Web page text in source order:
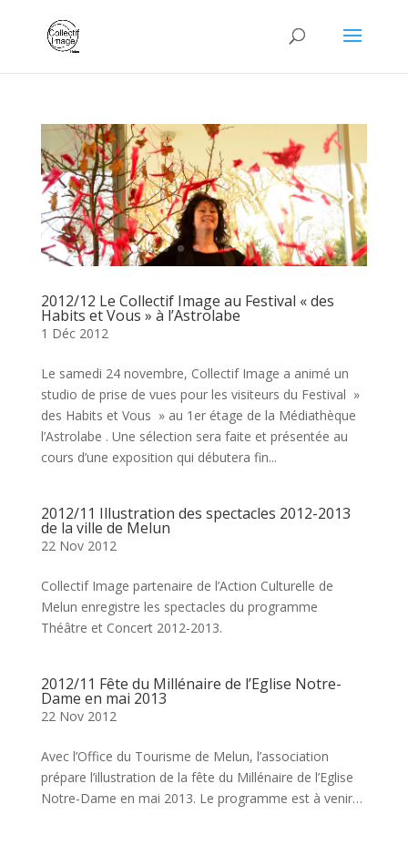
2012/12 Le Collectif Image au Festival « des
Habits et Vous » à l’Astrolabe
1 Déc 2012
Le samedi 24 novembre, Collectif Image a animé un
studio de prise de vues pour les visiteurs du Festival »
des Habits et Vous » au 1er étage de la Médiathèque
l’Astrolabe . Une sélection sera faite et présentée au
cours d’une exposition qui débutera fin...
2012/11 Illustration des spectacles 2012-2013
de la ville de Melun
22 Nov 2012
Collectif Image partenaire de l’Action Culturelle de
Melun enregistre les spectacles du programme
Théâtre et Concert 2012-2013.
2012/11 Fête du Millénaire de l’Eglise Notre-
Dame en mai 2013
22 Nov 2012
Avec l’Office du Tourisme de Melun, l’association
prépare l’illustration de la fête du Millénaire de l’Eglise
Notre-Dame en mai 2013. Le programme est à venir…